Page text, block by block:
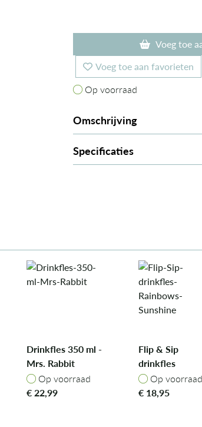
rugzak. De drinkfles wordt
Voeg toe
Voeg toe aan favorieten
Op voorraad
Op voorraad
Omschrijving
Specificaties
Drinkfles 350 ml -
Mrs. Rabbit
Op voorraad
Op voorraad
€22,99
Flip & Sip
drinkfles
Rainbows &
Sunshine
Op voorraad
Op voorraad
€ 18,95